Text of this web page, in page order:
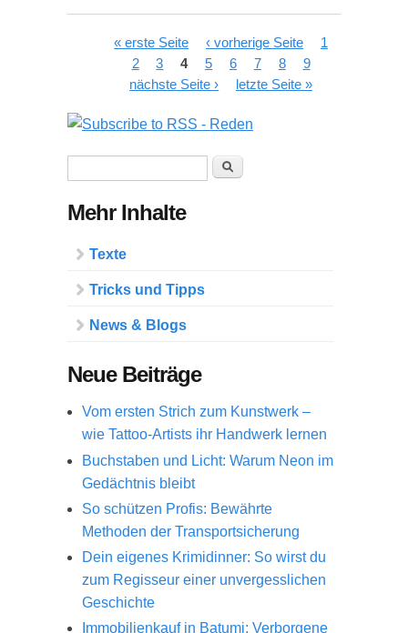
Seiten« erste Seite ‹ vorherige Seite
1
2
3 4 5 6 7 8
9
nächste Seite ›
letzte Seite »
Suche
Mehr Inhalte
Texte
Tricks und Tipps
News & Blogs
Neue Beiträge
Vom ersten Strich zum Kunstwerk –
wie Tattoo-Artists ihr Handwerk lernen
Buchstaben und Licht: Warum Neon im
Gedächtnis bleibt
So schützen Profis: Bewährte
Methoden der Transportsicherung
Dein eigenes Krimidinner: So wirst du
zum Regisseur einer unvergesslichen
Geschichte
Immobilienkauf in Batumi: Verborgene